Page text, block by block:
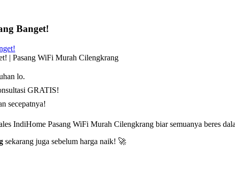
Banget!
| Pasang WiFi Murah Cilengkrang
lo.
GRATIS!
secepatnya!
IndiHome Pasang WiFi Murah Cilengkrang biar semuanya beres
sekarang juga sebelum harga naik! 🚀